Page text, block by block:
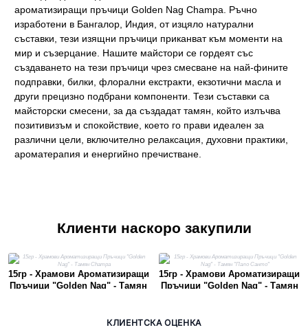
ароматизиращи пръчици Golden Nag Champa. Ръчно
изработени в Бангалор, Индия, от изцяло натурални
съставки, тези изящни пръчици приканват към моменти на
мир и съзерцание. Нашите майстори се гордеят със
създаването на тези пръчици чрез смесване на най-фините
подправки, билки, флорални екстракти, екзотични масла и
други прецизно подбрани компоненти. Тези съставки са
майсторски смесени, за да създадат тамян, който излъчва
позитивизъм и спокойствие, което го прави идеален за
различни цели, включително релаксация, духовни практики,
ароматерапия и енергийно пречистване.
Клиенти наскоро закупили
15гр - Храмови Ароматизиращи
Пръчици "Golden Nag" - Тамян
15гр - Храмови Ароматизиращи
Пръчици "Golden Nag" - Тамян
КЛИЕНТСКА ОЦЕНКА